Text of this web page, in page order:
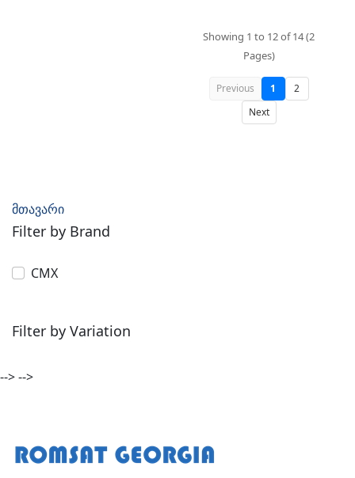
მთავარი
Filter by Brand
CMX
Filter by Variation
Showing 1 to 12 of 14 (2
Pages)
Previous 1
2
Next
-->-->